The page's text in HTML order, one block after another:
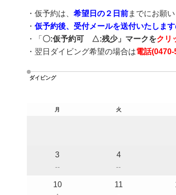
・仮予約は、 希望日の２日前までにお願い
・ 仮予約後、受付メールを送付いたしま
・「 〇:仮予約可 △:残少」マークをクリ
・翌日ダイビング希望の場合は電話(0470-
ダイビング
月 火
3
--
4
--
10 11